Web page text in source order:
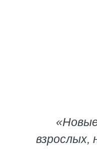
взрослых,